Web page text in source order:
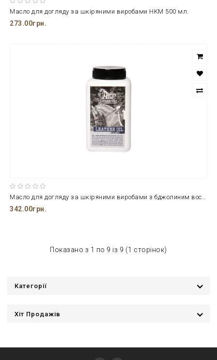
Масло для догляду за шкіряними виробами HKM 500 мл.
273.00грн.
342.00грн.
Показано з 1 по 9 із 9 (1 сторінок)
Категорії
Хіт Продажів